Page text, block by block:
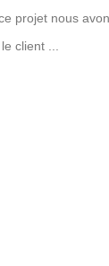
projet nous
client ...